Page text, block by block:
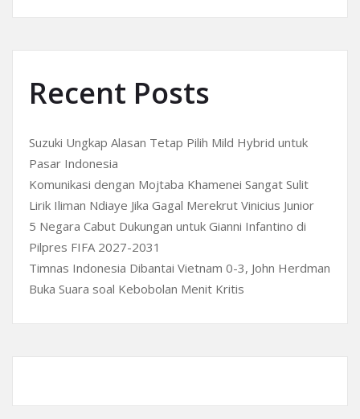
Recent Posts
Suzuki Ungkap Alasan Tetap Pilih Mild Hybrid untuk
Pasar Indonesia
Komunikasi dengan Mojtaba Khamenei Sangat Sulit
Lirik Iliman Ndiaye Jika Gagal Merekrut Vinicius Junior
5 Negara Cabut Dukungan untuk Gianni Infantino di
Pilpres FIFA 2027-2031
Timnas Indonesia Dibantai Vietnam 0-3, John Herdman
Buka Suara soal Kebobolan Menit Kritis